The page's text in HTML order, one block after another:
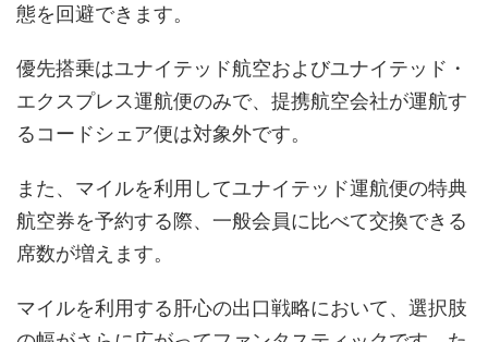
態を回避できます。
優先搭乗はユナイテッド航空およびユナイテッド・
エクスプレス運航便のみで、提携航空会社が運航す
るコードシェア便は対象外です。
また、マイルを利用してユナイテッド運航便の特典
航空券を予約する際、一般会員に比べて交換できる
席数が増えます。
マイルを利用する肝心の出口戦略において、選択肢